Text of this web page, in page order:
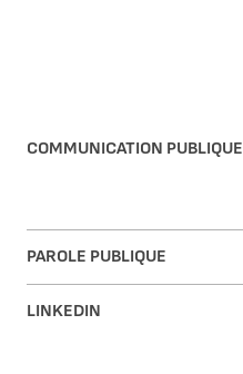
COMMUNICATION PUBLIQUE
PAROLE PUBLIQUE
LINKEDIN